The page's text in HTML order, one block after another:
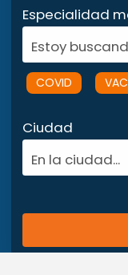
Especialidad
Estoy
COVID
Ciudad
En la ciudad...